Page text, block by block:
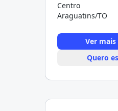
Centro
Araguatins/TO
Ver
Quero